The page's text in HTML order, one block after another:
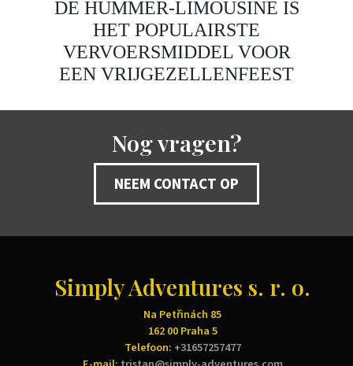
DE HUMMER-LIMOUSINE IS
HET POPULAIRSTE
VERVOERSMIDDEL VOOR
EEN VRIJGEZELLENFEEST
Nog vragen?
NEEM CONTACT OP
Simply Adventures s. r. o.
Na Petřinách 85
162 00 Praha 5
Telefoon: +31657257477